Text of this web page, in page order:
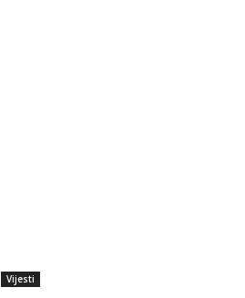
Vijesti